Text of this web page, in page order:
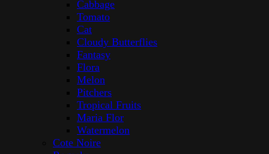
Cabbage
Tomato
Cat
Cloudy Butterflies
Fantasy
Flora
Melon
Pitchers
Tropical Fruits
Maria Flor
Watermelon
Cote Noire